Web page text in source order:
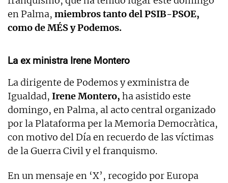
en Palma, miembros tanto del PSIB-PSOE,
como de MÉS y Podemos.
La ex ministra Irene Montero
La dirigente de Podemos y exministra de
Igualdad, Irene Montero, ha asistido este
domingo, en Palma, al acto central organizado
por la Plataforma per la Memoria Democràtica,
con motivo del Día en recuerdo de las víctimas
de la Guerra Civil y el franquismo.
En un mensaje en ‘X’, recogido por Europa